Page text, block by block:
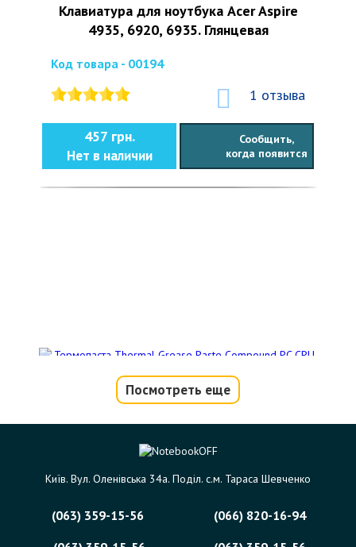
Клавиатура для ноутбука Acer Aspire
4935, 6920, 6935. Глянцевая
Код товара - 00194
1 отзыва
457 грн.
Нет в наличии
Сообщить,
когда появится
Термопаста Thermal Grease Paste
Код товара - 10679
0 отзыва
129 грн.
Посмотреть еще
Київ. Вул. Оленівська 34а. Поділ. с.м. Тараса Шевченко
(063) 359-15-56
(066) 820-16-94